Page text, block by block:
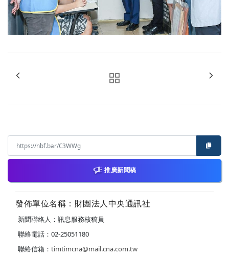
推廣新聞稿
發佈單位名稱：財團法人中央通訊社
新聞聯絡人：訊息服務核稿員
聯絡電話：02-25051180
聯絡信箱： timtimcna@mail.cna.com.tw